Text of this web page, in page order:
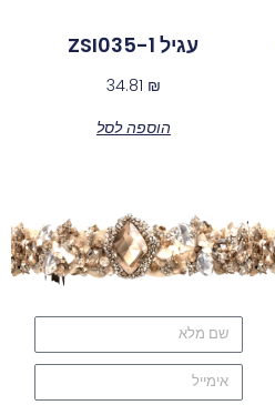
עגיל ZSI035-1
34.81 ₪
הוספה לסל